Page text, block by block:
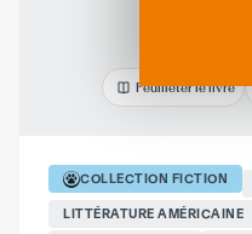
Feuilleter le livre
COLLECTION FICTION
LITTÉRATURE AMÉRICAINE